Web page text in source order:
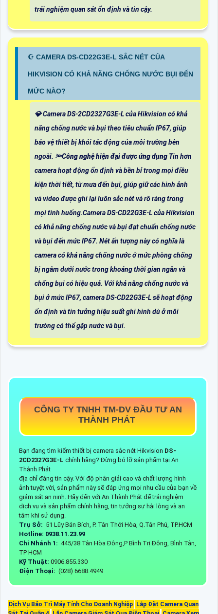
trải nghiệm quan sát ổn định và tin cậy.
☪ CAMERA DS-CD22G3E-L SẮC NÉT CỦA
HIKVISION CÓ KHẢ NĂNG CHỐNG NƯỚC BỤI ĐẾN
MỨC NÀO?
💎 Camera DS-2CD2327G3E-L của Hikvision có khả
năng chống nước và bụi theo tiêu chuẩn IP67, giúp
bảo vệ thiết bị khỏi tác động của môi trường bên
ngoài. 🔦Công nghệ hiện đại được ứng dụng Tin hơn
camera hoạt động ổn định và bền bỉ trong mọi điều
kiện thời tiết, từ mưa đến bụi, giúp giữ các hình ảnh
và video được ghi lại luôn sắc nét và rõ ràng trong
mọi tình huống.Camera DS-CD22G3E-L của Hikvision
có khả năng chống nước và bụi đạt chuẩn chống nước
và bụi đến mức IP67. Nét ấn tượng này có nghĩa là
camera có khả năng chống nước ở mức phòng chống
bị ngâm dưới nước trong khoảng thời gian ngắn và
chống bụi có hiệu quả. Với khả năng chống nước và
bụi ở mức IP67, camera DS-CD22G3E-L sẽ hoạt động
ổn định và tin tưởng hiệu suất ghi hình dù ở môi
trường có thể gặp nước và bụi.
CÔNG TY TNHH TM-DV ĐẦU TƯ AN
THÀNH PHÁT
Bạn đang tìm kiếm thiết bị camera sắc nét Hikvision DS-
2CD2327G3E-L chính hãng? Đừng bỏ lỡ sản phẩm tại An
Thành Phát
địa chỉ đáng tin cậy. Với độ phân giải cao và chất lượng hình
ảnh tuyệt vời, sản phẩm này sẽ đáp ứng mọi nhu cầu của bạn về
giám sát an ninh. Hãy đến với An Thành Phát để trải nghiệm
dịch vụ và sản phẩm chính hãng, tin tưởng sự hài lòng và an
tâm khi sử dụng.
Trụ Sở: 51 Lũy Bán Bích, P. Tân Thới Hòa, Q.Tân Phú, TP.HCM
Hotline: 0938.11.23.99
Chi Nhánh 1: 445/38 Tân Hòa Đông,P Bình Trị Đông, Bình Tân,
TP HCM
Kỹ Thuật: 0906.855.330
Điện Thoại: (028) 6688.4949
Dịch Vụ Bảo Trì Máy Tính Cho Doanh Nghiệp
Lắp Đặt Camera Quan